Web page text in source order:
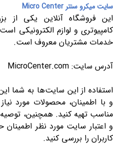
سایت میکرو سنتر Micro Center
این فروشگاه آنلاین یکی از
کامپیوتری و لوازم الکترونیکی
خدمات مشتریان معروف است.
آدرس سایت: MicroCenter.com
استفاده از این سایت‌ها به شما
و با اطمینان، محصولات مورد
مناسب تهیه کنید. همچنین،
و اعتبار سایت مورد نظر
کاربران را بررسی کنید.